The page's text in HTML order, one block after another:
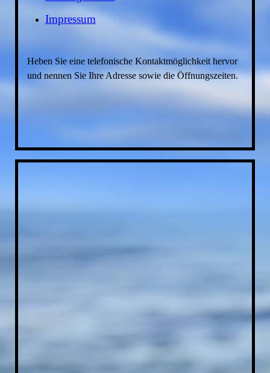
Impressum
Heben Sie eine telefonische Kontaktmöglichkeit hervor
und nennen Sie Ihre Adresse sowie die Öffnungszeiten.